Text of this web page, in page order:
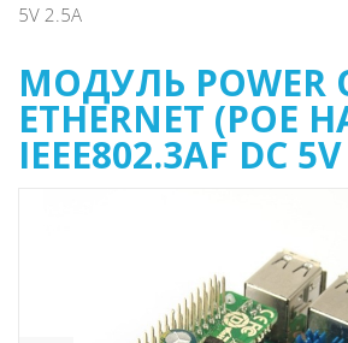
5V 2.5A
МОДУЛЬ POWER
ETHERNET (POE
IEEE802.3AF DC
Previous